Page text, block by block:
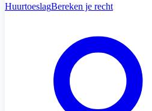
HuurtoeslagBereken je recht